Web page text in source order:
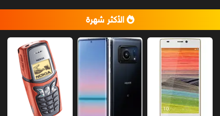
الأكثر شهرة